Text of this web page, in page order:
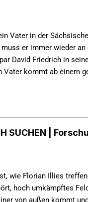
Vater in der
er immer wieder
David Friedrich in
Vater kommt ab einem
SUCHEN |
wie Florian Illies
hoch umkämpftes
von außen kommt